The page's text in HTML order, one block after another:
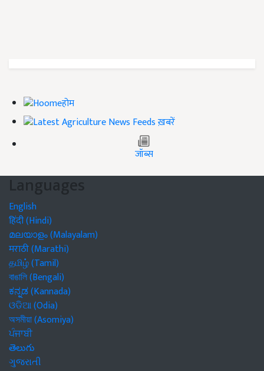
होम
ख़बरें
जॉब्स
Languages
English
हिंदी (Hindi)
മലയാളം (Malayalam)
मराठी (Marathi)
தமிழ் (Tamil)
বাঙালি (Bengali)
ಕನ್ನಡ (Kannada)
ଓଡିଆ (Odia)
অসমীয়া (Asomiya)
ਪੰਜਾਬੀ
తెలుగు
ગુજરાતી